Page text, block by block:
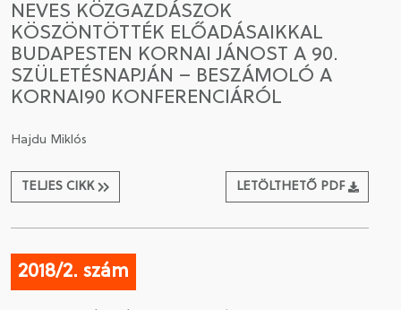
CSATLAKOZÁS A TÁRSASÁGHOZ / MEGÚJÍTOM A
TAGSÁGOMAT
NEVES KÖZGAZDÁSZOK
KÖSZÖNTÖTTÉK ELŐADÁSAIKKAL
BUDAPESTEN KORNAI JÁNOST A 90.
SZÜLETÉSNAPJÁN – BESZÁMOLÓ A
KORNAI90 KONFERENCIÁRÓL
Hajdu Miklós
TELJES CIKK LETÖLTHETŐ PDF
2018/2. szám